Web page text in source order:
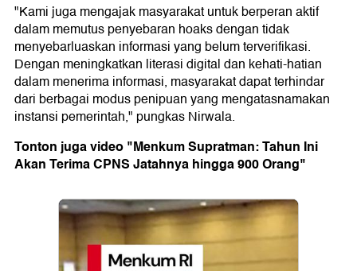
"Kami juga mengajak masyarakat untuk berperan aktif
dalam memutus penyebaran hoaks dengan tidak
menyebarluaskan informasi yang belum terverifikasi.
Dengan meningkatkan literasi digital dan kehati-hatian
dalam menerima informasi, masyarakat dapat terhindar
dari berbagai modus penipuan yang mengatasnamakan
instansi pemerintah," pungkas Nirwala.
Tonton juga video "Menkum Supratman: Tahun Ini
Akan Terima CPNS Jatahnya hingga 900 Orang"